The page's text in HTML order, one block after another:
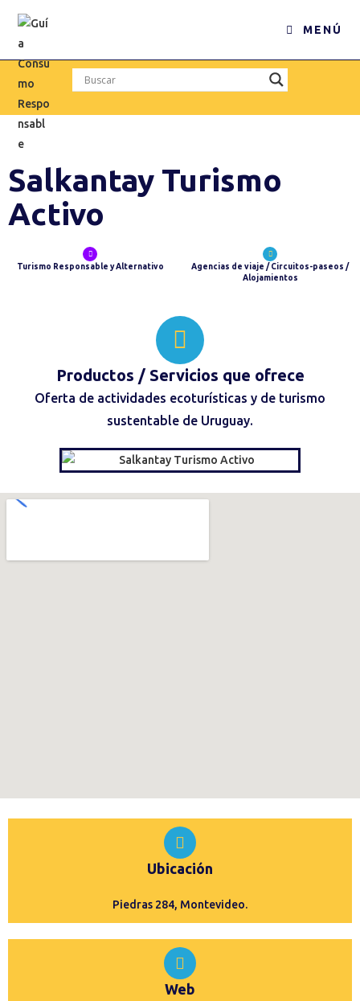
MENÚ
Salkantay Turismo
Activo
Turismo Responsable y Alternativo
Agencias de viaje / Circuitos-paseos /
Alojamientos
Productos / Servicios que ofrece
Oferta de actividades ecoturísticas y de turismo
sustentable de Uruguay.
Ubicación
Piedras 284, Montevideo.
Web